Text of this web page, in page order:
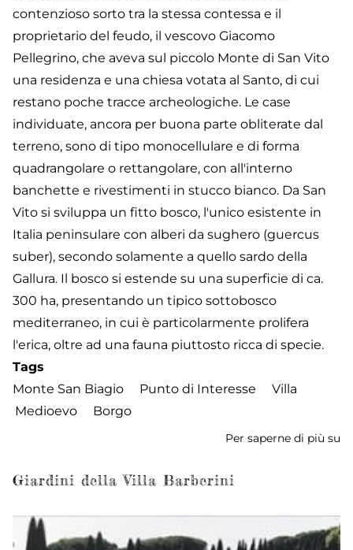
contenzioso sorto tra la stessa contessa e il
proprietario del feudo, il vescovo Giacomo
Pellegrino, che aveva sul piccolo Monte di San Vito
una residenza e una chiesa votata al Santo, di cui
restano poche tracce archeologiche. Le case
individuate, ancora per buona parte obliterate dal
terreno, sono di tipo monocellulare e di forma
quadrangolare o rettangolare, con all'interno
banchette e rivestimenti in stucco bianco. Da San
Vito si sviluppa un fitto bosco, l'unico esistente in
Italia peninsulare con alberi da sughero (guercus
suber), secondo solamente a quello sardo della
Gallura. Il bosco si estende su una superficie di ca.
300 ha, presentando un tipico sottobosco
mediterraneo, in cui è particolarmente prolifera
l'erica, oltre ad una fauna piuttosto ricca di specie.
Tags
Monte San Biagio
Punto di Interesse
Villa
Medioevo
Borgo
Per saperne di più su
Giardini della Villa Barberini